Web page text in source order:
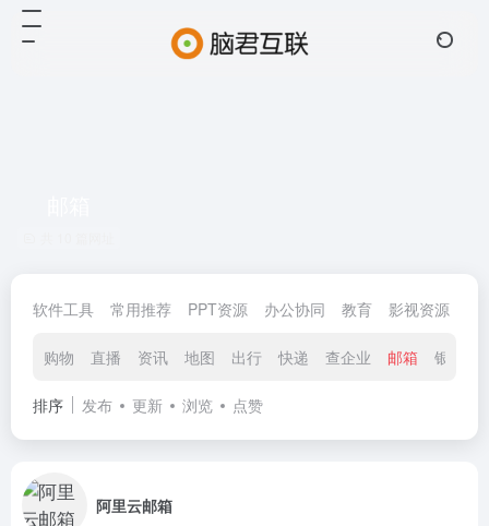
软件工具 常用推荐 PPT资源 办公协同 教育 影视资源
购物 直播 资讯 地图 出行 快递 查企业 邮箱 银行
排序 发布 更新 浏览 点赞
阿里云邮箱